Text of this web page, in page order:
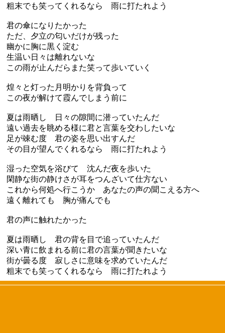
粗末でも笑ってくれるなら 雨に打たれよう
君の傘になりたかった
ただ、夕立の匂いだけが残った
幽かに胸に黒く淀む
生温い日々は離れないな
この雨が止んだらまた笑って歩いていく
煌々と灯った月明かりを背負って
この夜が解けて霞んでしまう前に
夏は雨晒し 日々の隙間に潜っていたんだ
遠い過去を眺める様に君と言葉を交わしたいな
足が竦む度 君の姿を思い出すんだ
その目が望んでくれるなら 雨に打たれよう
湿った空気を浴びて 沈んだ夜を歩いた
閑静な街の静けさが耳をつんざいて仕方ない
これから何処へ行こうか あなたの声の聞こえる方へ
遠く離れても 胸が痛んでも
君の声に触れたかった
夏は雨晒し 君の背を目で追っていたんだ
深い青に飲まれる前に君の言葉が聞きたいな
街が曇る度 寂しさに意味を求めていたんだ
粗末でも笑ってくれるなら 雨に打たれよう